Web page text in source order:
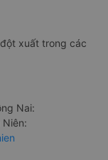
xuất trong các
Nai: